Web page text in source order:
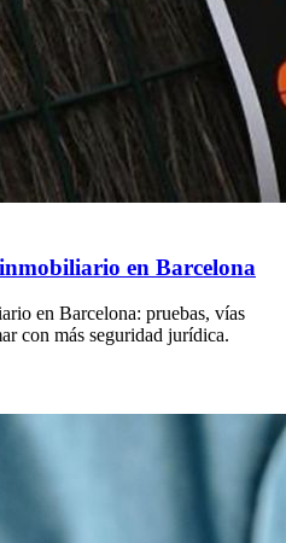
en Barcelona
en Barcelona: pruebas, vías
con más seguridad jurídica.